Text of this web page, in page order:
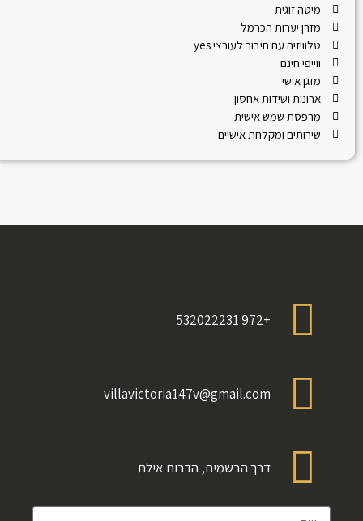
מיטה זוגית
מזרן יערות הכרמל
טלוויזיה עם חיבור לעורצי yes
ווייפי חינם
מזגן אישי
ארונות ושידות אחסון
מרפסת שמש אישית
שירותים ומקלחת אישיים
villavictoria147v@gmail.com
דרך הבשמים, הדרום אילת